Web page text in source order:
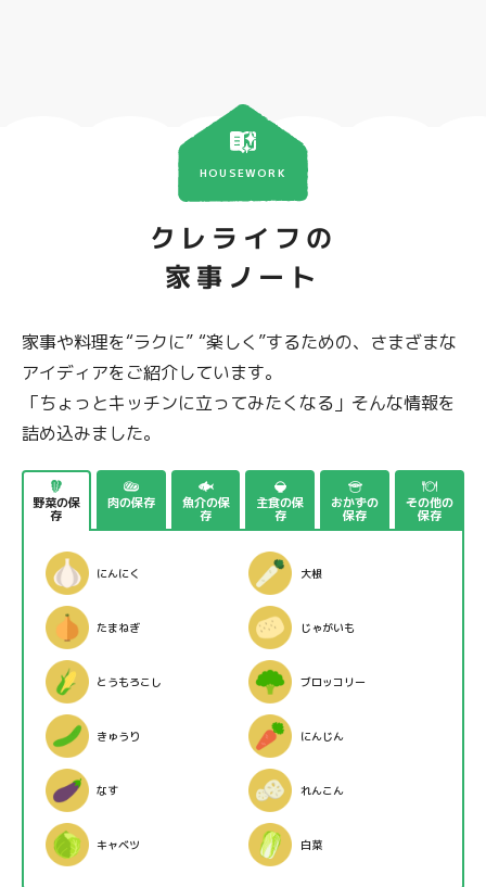
HOUSEWORK
クレライフの
家事ノート
家事や料理を“ラクに” “楽しく”するための、さまざまな
アイディアをご紹介しています。
「ちょっとキッチンに立ってみたくなる」そんな情報を
詰め込みました。
野菜の保
存
肉の保存 魚介の保
存
主食の保
存
おかずの
保存
その他の
保存
にんにく 大根
たまねぎ じゃがいも
とうもろこし ブロッコリー
きゅうり にんじん
なす れんこん
キャベツ 白菜